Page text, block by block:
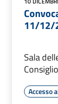
11/12/
Sala
Accesso